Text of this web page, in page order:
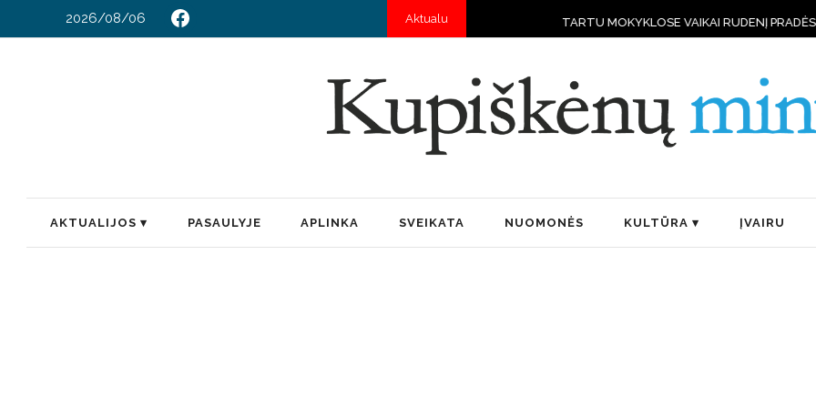
2026/08/06 Aktualu TARTU MOKYKLOSE VAIKAI RUDENĮ PRADĖS MOKYTIS
AKTUALIJOS PASAULYJE APLINKA SVEIKATA NUOMONĖS KULTŪRA ĮVAIRU